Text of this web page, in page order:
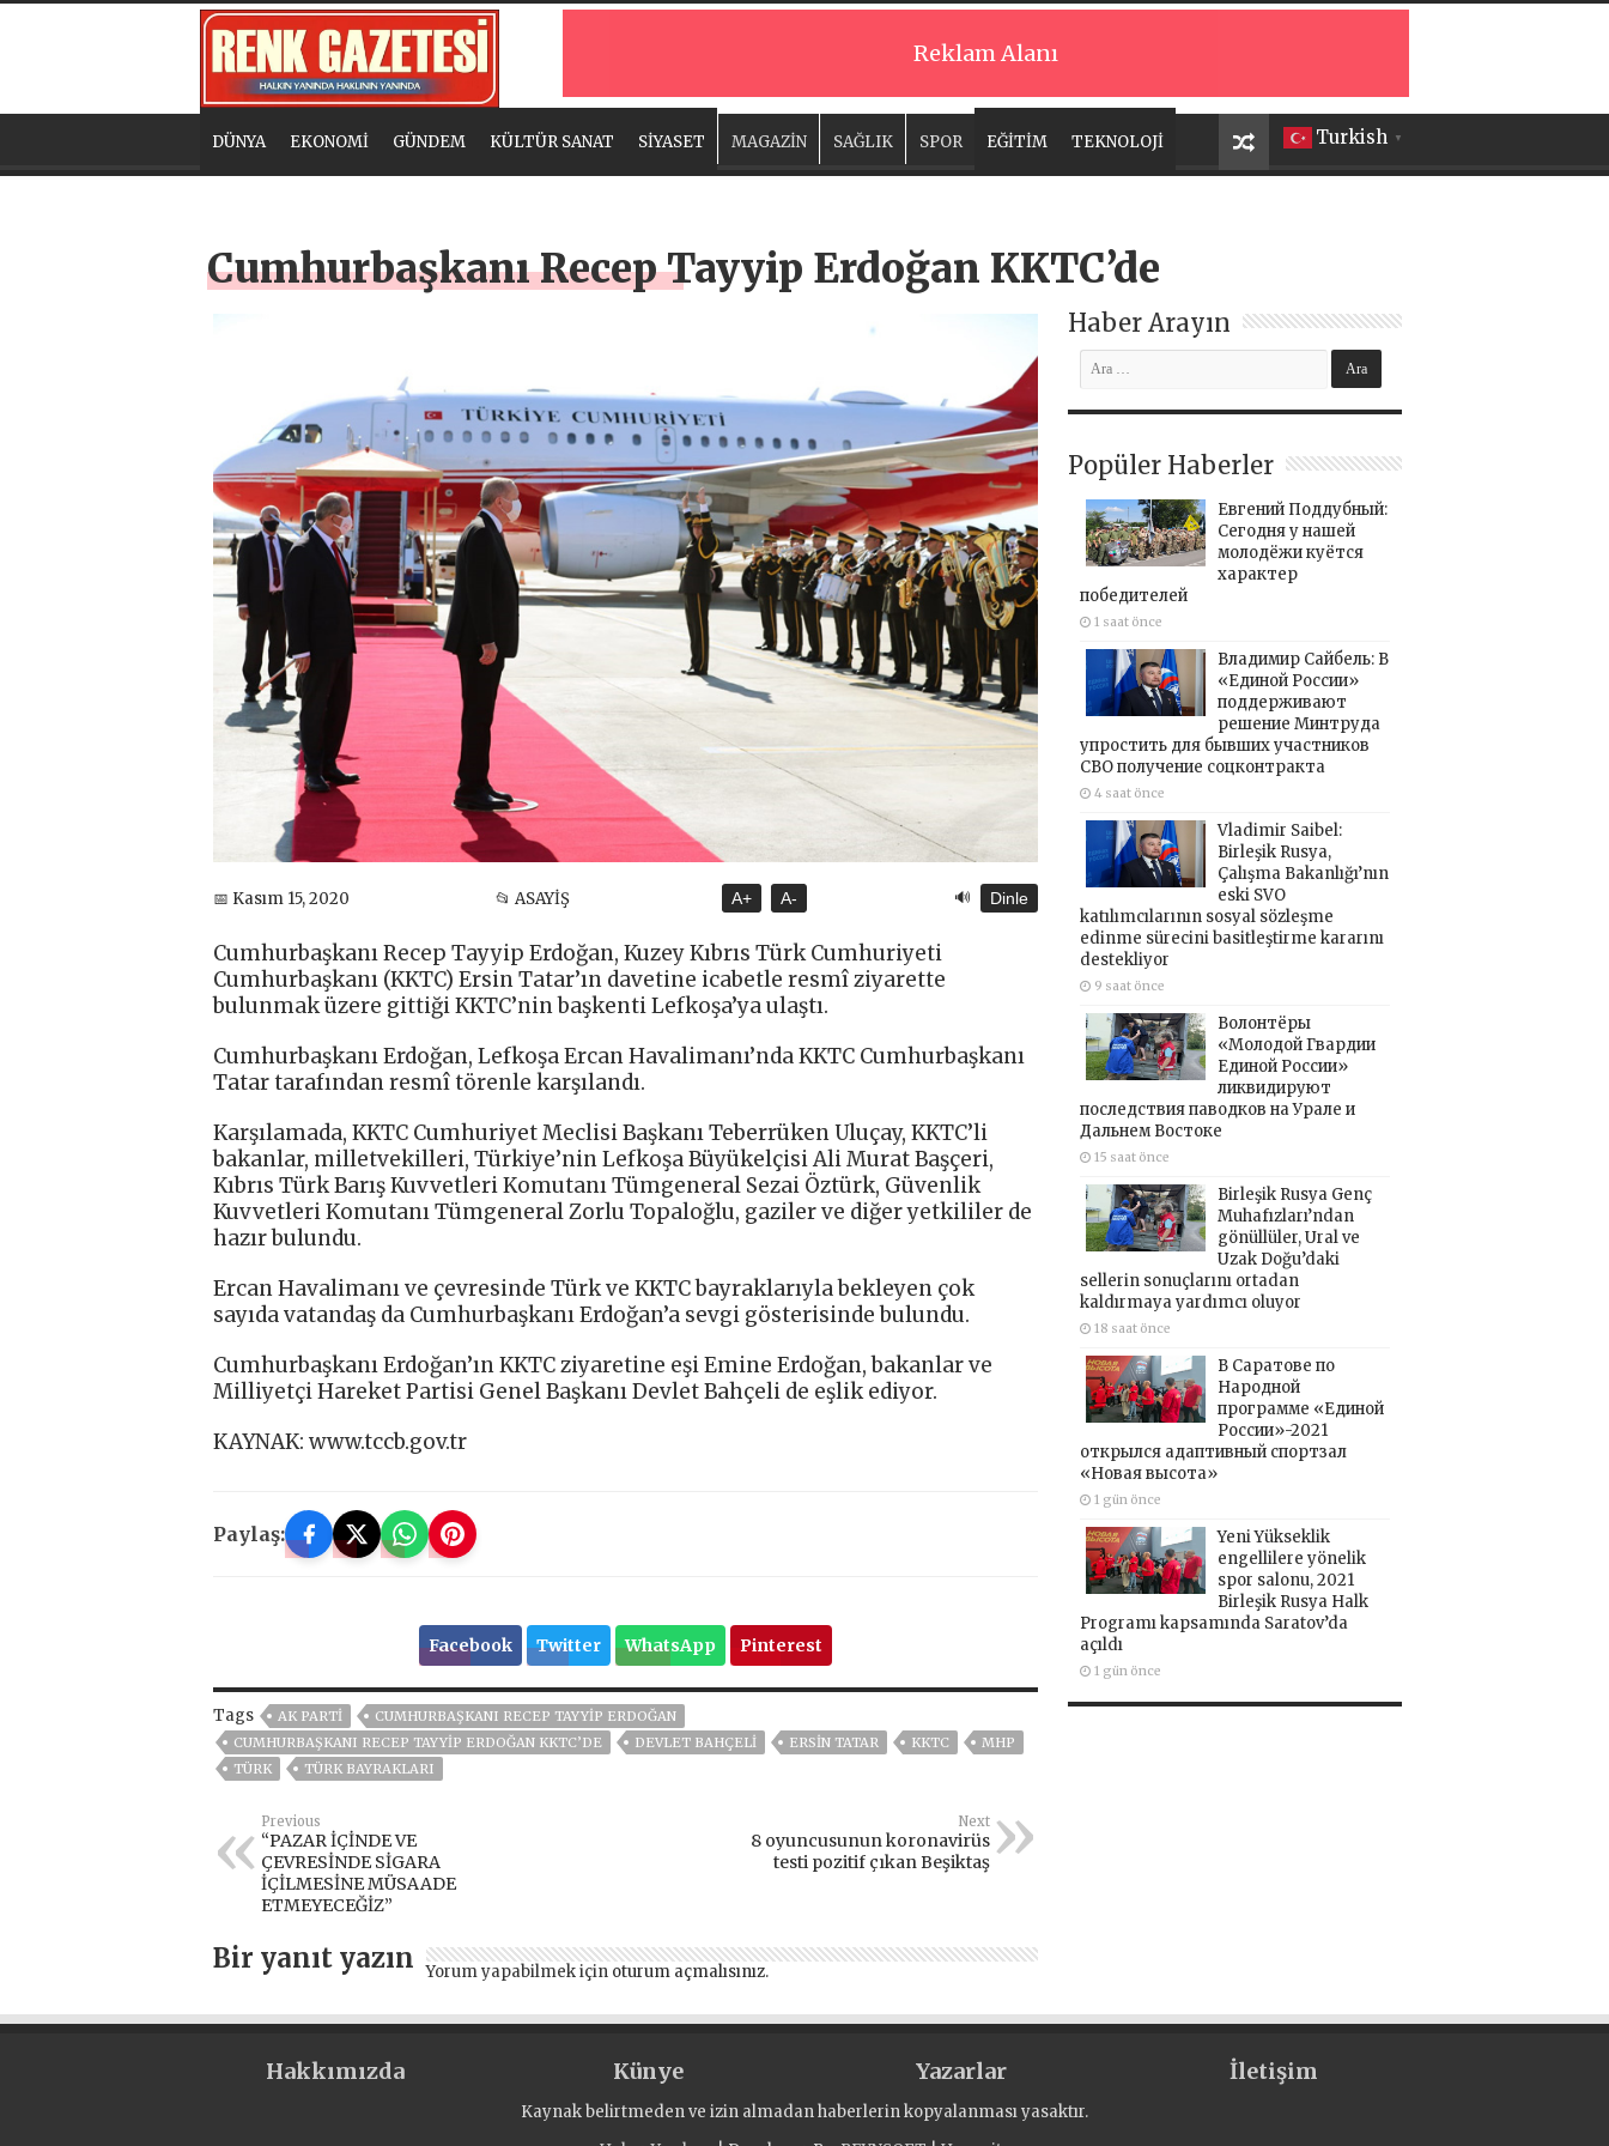
Reklam Alanı
Turkish ▼
DÜNYA EKONOMİ GÜNDEM KÜLTÜR SANAT SİYASET MAGAZİN SAĞLIK SPOR EĞİTİM TEKNOLOJİ
Cumhurbaşkanı Recep Tayyip Erdoğan KKTC’de
📅 Kasım 15, 2020 📂 ASAYİŞ A+ A- 🔊 Dinle
Cumhurbaşkanı Recep Tayyip Erdoğan, Kuzey Kıbrıs Türk Cumhuriyeti
Cumhurbaşkanı (KKTC) Ersin Tatar’ın davetine icabetle resmî ziyarette
bulunmak üzere gittiği KKTC’nin başkenti Lefkoşa’ya ulaştı.
Cumhurbaşkanı Erdoğan, Lefkoşa Ercan Havalimanı’nda KKTC Cumhurbaşkanı
Tatar tarafından resmî törenle karşılandı.
Karşılamada, KKTC Cumhuriyet Meclisi Başkanı Teberrüken Uluçay, KKTC’li
bakanlar, milletvekilleri, Türkiye’nin Lefkoşa Büyükelçisi Ali Murat Başçeri,
Kıbrıs Türk Barış Kuvvetleri Komutanı Tümgeneral Sezai Öztürk, Güvenlik
Kuvvetleri Komutanı Tümgeneral Zorlu Topaloğlu, gaziler ve diğer yetkililer de
hazır bulundu.
Ercan Havalimanı ve çevresinde Türk ve KKTC bayraklarıyla bekleyen çok
sayıda vatandaş da Cumhurbaşkanı Erdoğan’a sevgi gösterisinde bulundu.
Cumhurbaşkanı Erdoğan’ın KKTC ziyaretine eşi Emine Erdoğan, bakanlar ve
Milliyetçi Hareket Partisi Genel Başkanı Devlet Bahçeli de eşlik ediyor.
KAYNAK: www.tccb.gov.tr
Paylaş:
Facebook Twitter WhatsApp Pinterest
Tags AK PARTİ
CUMHURBAŞKANI RECEP TAYYIP ERDOĞAN
CUMHURBAŞKANI RECEP TAYYIP ERDOĞAN KKTC’DE
DEVLET BAHÇELİ ERSIN TATAR KKTC
MHP
TÜRK
TÜRK BAYRAKLARI
Previous
“PAZAR İÇİNDE VE
ÇEVRESİNDE SİGARA
İÇİLMESİNE MÜSAADE
ETMEYECEĞİZ”
Next
8 oyuncusunun koronavirüs
testi pozitif çıkan Beşiktaş
Bir yanıt yazın Yorum yapabilmek için oturum açmalısınız.
Haber Arayın
Popüler Haberler
Евгений Поддубный:
Сегодня у нашей
молодёжи куётся
характер
победителей
1 saat önce
Владимир Сайбель: В
«Единой России»
поддерживают
решение Минтруда
упростить для бывших участников
СВО получение соцконтракта
4 saat önce
Vladimir Saibel:
Birleşik Rusya,
Çalışma Bakanlığı’nın
eski SVO
katılımcılarının sosyal sözleşme
edinme sürecini basitleştirme kararını
destekliyor
9 saat önce
Волонтёры
«Молодой Гвардии
Единой России»
ликвидируют
последствия паводков на Урале и
Дальнем Востоке
15 saat önce
Birleşik Rusya Genç
Muhafızları’ndan
gönüllüler, Ural ve
Uzak Doğu’daki
sellerin sonuçlarını ortadan
kaldırmaya yardımcı oluyor
18 saat önce
В Саратове по
Народной
программе «Единой
России»-2021
открылся адаптивный спортзал
«Новая высота»
1 gün önce
Yeni Yükseklik
engellilere yönelik
spor salonu, 2021
Birleşik Rusya Halk
Programı kapsamında Saratov’da
açıldı
1 gün önce
Hakkımızda Künye Yazarlar İletişim
Kaynak belirtmeden ve izin almadan haberlerin kopyalanması yasaktır.